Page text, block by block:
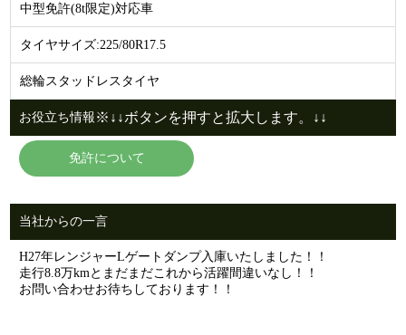
中型免許(8t限定)対応車
タイヤサイズ:225/80R17.5
総輪スタッドレスタイヤ
お役立ち情報 ※↓↓ボタンを押すと拡大します。↓↓
免許について
当社からの一言
H27年レンジャーLゲートダンプ入庫いたしました！！
走行8.8万kmとまだまだこれから活躍間違いなし！！
お問い合わせお待ちしております！！